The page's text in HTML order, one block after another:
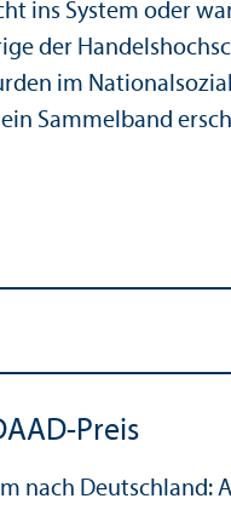
ins System oder
der
im
Sammelband
Preis
nach Deutschland: